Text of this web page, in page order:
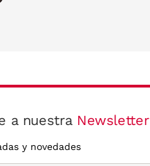
a nuestra Newsletter
y novedades